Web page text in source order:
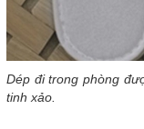
Dép đi trong phòng
tinh xảo.